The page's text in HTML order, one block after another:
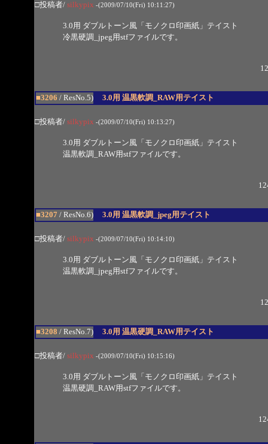
□投稿者/ silkypix -(2009/07/10(Fri) 10:11:27)
3.0用 ダブルトーン風「モノクロ印画紙」テイスト
冷黒硬調_jpeg用stfファイルです。
■3206 / ResNo.5) 3.0用 温黒軟調_RAW用テイスト
□投稿者/ silkypix -(2009/07/10(Fri) 10:13:27)
3.0用 ダブルトーン風「モノクロ印画紙」テイスト
温黒軟調_RAW用stfファイルです。
■3207 / ResNo.6) 3.0用 温黒軟調_jpeg用テイスト
□投稿者/ silkypix -(2009/07/10(Fri) 10:14:10)
3.0用 ダブルトーン風「モノクロ印画紙」テイスト
温黒軟調_jpeg用stfファイルです。
■3208 / ResNo.7) 3.0用 温黒硬調_RAW用テイスト
□投稿者/ silkypix -(2009/07/10(Fri) 10:15:16)
3.0用 ダブルトーン風「モノクロ印画紙」テイスト
温黒硬調_RAW用stfファイルです。